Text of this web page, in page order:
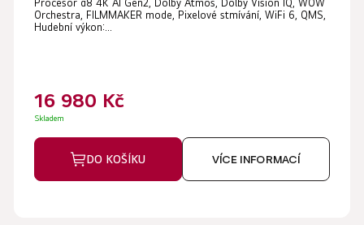
produktu
je
5
hvězdiček.
Procesor α8 4K AI Gen2, Dolby Atmos, Dolby Vision IQ, WOW
Orchestra, FILMMAKER mode, Pixelové stmívání, WiFi 6, QMS,
Hudební výkon:...
16 980 Kč
Skladem
DO KOŠÍKU VÍCE INFORMACÍ